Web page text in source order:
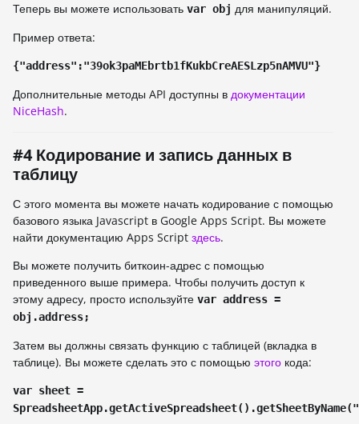
Теперь вы можете использовать var obj для манипуляций.
Пример ответа:
{"address":"39ok3paMEbrtb1fKukbCreAESLzp5nAMVU"}
Дополнительные методы API доступны в документации
NiceHash.
#4 Кодирование и запись данных в
таблицу
С этого момента вы можете начать кодирование с помощью
базового языка Javascript в Google Apps Script. Вы можете
найти документацию Apps Script здесь.
Вы можете получить биткоин-адрес с помощью
приведенного выше примера. Чтобы получить доступ к
этому адресу, просто используйте var address =
obj.address;
Затем вы должны связать функцию с таблицей (вкладка в
таблице). Вы можете сделать это с помощью этого кода:
var sheet =